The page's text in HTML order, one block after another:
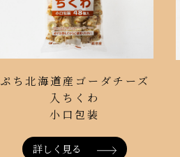
ぷち北海道産ゴーダチーズ
入ちくわ
小口包装
詳しく見る